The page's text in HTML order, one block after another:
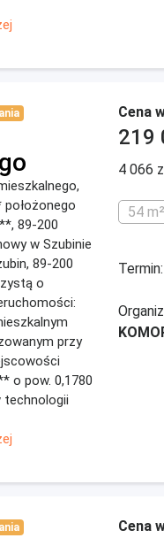
89-200
w Szubinie
89-200
o
przy
o pow. 0,1780
technologii
Cena
219
4 066
54 m²
Termin:
Cena